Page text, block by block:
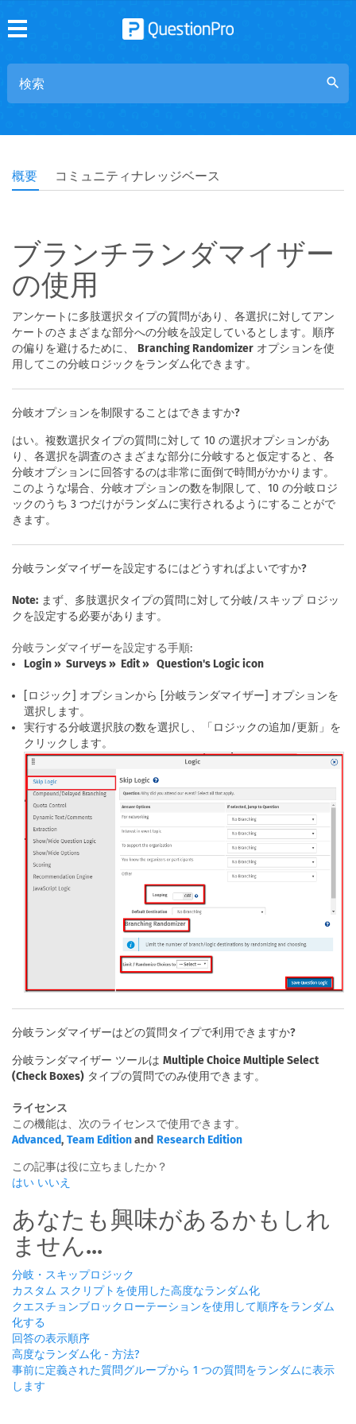
search
概要 コミュニティナレッジベース
ブランチランダマイザー
の使用
アンケートに多肢選択タイプの質問があり、各選択に対してアン
ケートのさまざまな部分への分岐を設定しているとします。順序
の偏りを避けるために、 Branching Randomizer オプションを使
用してこの分岐ロジックをランダム化できます。
分岐オプションを制限することはできますか?
はい。複数選択タイプの質問に対して 10 の選択オプションがあ
り、各選択を調査のさまざまな部分に分岐すると仮定すると、各
分岐オプションに回答するのは非常に面倒で時間がかかります。
このような場合、分岐オプションの数を制限して、10 の分岐ロジ
ックのうち 3 つだけがランダムに実行されるようにすることがで
きます。
分岐ランダマイザーを設定するにはどうすればよいですか?
Note: まず、多肢選択タイプの質問に対して分岐/スキップ ロジッ
クを設定する必要があります。
分岐ランダマイザーを設定する手順:
Login » Surveys » Edit » Question's Logic icon
[ロジック] オプションから [分岐ランダマイザー] オプションを
選択します。
実行する分岐選択肢の数を選択し、「ロジックの追加/更新」を
クリックします。
分岐ランダマイザーはどの質問タイプで利用できますか?
分岐ランダマイザー ツールは Multiple Choice Multiple Select
(Check Boxes) タイプの質問でのみ使用できます。
ライセンス
この機能は、次のライセンスで使用できます。
Advanced, Team Editionand Research Edition
この記事は役に立ちましたか？
はい いいえ
あなたも興味があるかもしれ
ません...
分岐・スキップロジック
カスタム スクリプトを使用した高度なランダム化
クエスチョンブロックローテーションを使用して順序をランダム
化する
回答の表示順序
高度なランダム化 - 方法?
事前に定義された質問グループから 1 つの質問をランダムに表示
します